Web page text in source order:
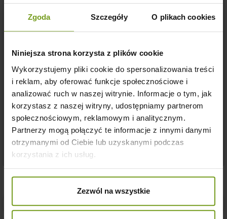
Zgoda Szczegóły O plikach cookies
Niniejsza strona korzysta z plików cookie
Wykorzystujemy pliki cookie do spersonalizowania treści
i reklam, aby oferować funkcje społecznościowe i
analizować ruch w naszej witrynie. Informacje o tym, jak
korzystasz z naszej witryny, udostępniamy partnerom
społecznościowym, reklamowym i analitycznym.
Partnerzy mogą połączyć te informacje z innymi danymi
otrzymanymi od Ciebie lub uzyskanymi podczas
korzystania z ich usług.
Zezwól na wszystkie
Wielkość Wszystkie
Specjalne Wymagania
Pies
Ean13 5901592156821
Bezpieczne zakupy w naszym sklepie